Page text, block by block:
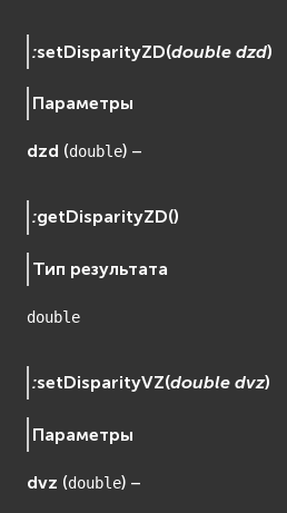
:setDisparityZD(double dzd)
Параметры
dzd (double) –
:getDisparityZD()
Тип результата
double
:setDisparityVZ(double dvz)
Параметры
dvz (double) –